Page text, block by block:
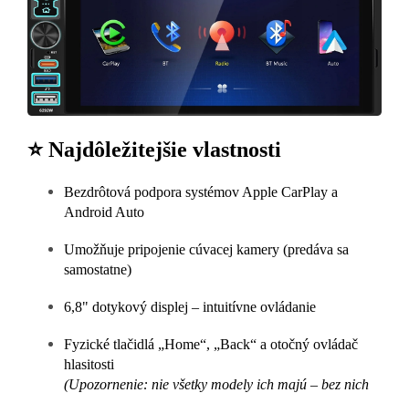
⭐ Najdôležitejšie vlastnosti
Bezdrôtová podpora systémov Apple CarPlay a
Android Auto
Umožňuje pripojenie cúvacej kamery (predáva sa
samostatne)
6,8" dotykový displej – intuitívne ovládanie
Fyzické tlačidlá „Home“, „Back“ a otočný ovládač
hlasitosti
(Upozornenie: nie všetky modely ich majú – bez nich